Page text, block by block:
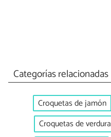
Categorías relacionadas
Croquetas de jamón
Croquetas de verdura